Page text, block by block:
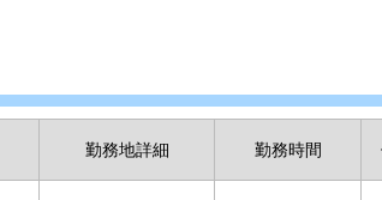
勤務地詳細 勤務時間